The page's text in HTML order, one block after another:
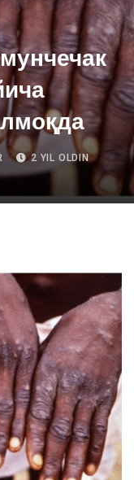
2 YIL OLDIN